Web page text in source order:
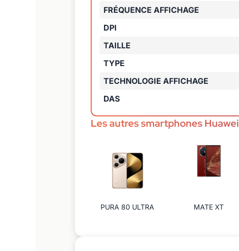
FRÉQUENCE AFFICHAGE
DPI
TAILLE
TYPE
TECHNOLOGIE AFFICHAGE
DAS
Les autres smartphones Huawei
PURA 80 ULTRA MATE XT